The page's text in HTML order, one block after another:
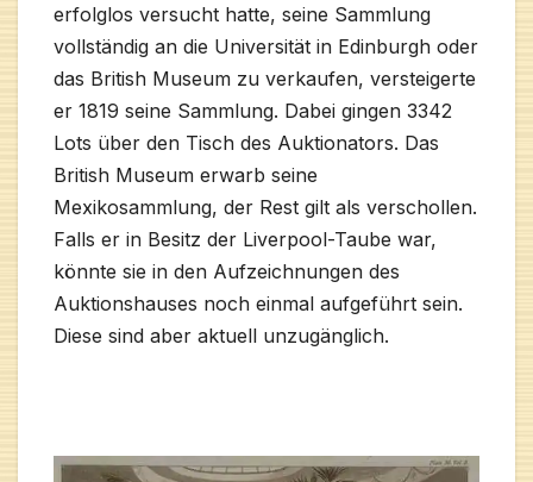
erfolglos versucht hatte, seine Sammlung
vollständig an die Universität in Edinburgh oder
das British Museum zu verkaufen, versteigerte
er 1819 seine Sammlung. Dabei gingen 3342
Lots über den Tisch des Auktionators. Das
British Museum erwarb seine
Mexikosammlung, der Rest gilt als verschollen.
Falls er in Besitz der Liverpool-Taube war,
könnte sie in den Aufzeichnungen des
Auktionshauses noch einmal aufgeführt sein.
Diese sind aber aktuell unzugänglich.